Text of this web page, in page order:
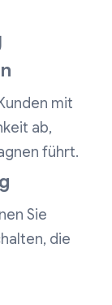
mit
ab,
führt.
Sie
die